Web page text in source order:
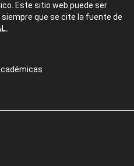
Este sitio web puede ser
que se cite la fuente de